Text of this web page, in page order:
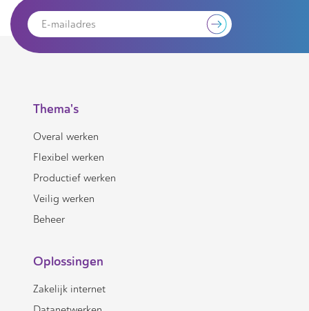
Thema's
Overal werken
Flexibel werken
Productief werken
Veilig werken
Beheer
Oplossingen
Zakelijk internet